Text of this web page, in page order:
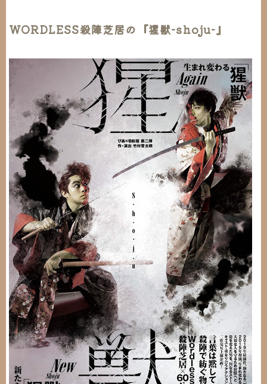
WORDLESS殺陣芝居の『猩獣-shoju-』